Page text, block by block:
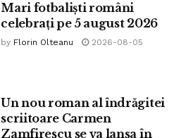
Mari fotbaliști români
celebrați pe 5 august 2026
by Florin Olteanu 2026-08-05
Un nou roman al îndrăgitei
scriitoare Carmen
Zamfirescu se va lansa în